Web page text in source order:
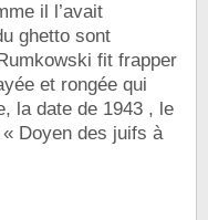
il l’avait
ghetto sont
fit frapper
et rongée qui
la date de 1943 , le
Doyen des juifs à